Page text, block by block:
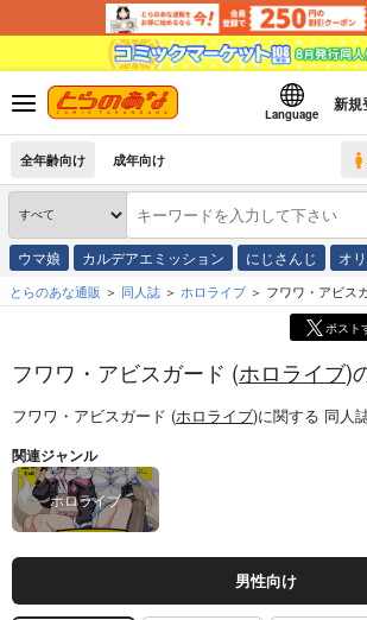
Language
新規
全年齢向け 成年向け
ウマ娘 カルデアエミッション にじさんじ オ
とらのあな通販 同人誌 ホロライブ フワワ・アビス
ポスト
フワワ・アビスガード (ホロライブ)
フワワ・アビスガード (ホロライブ)に関する 同人
関連ジャンル
ホロライブ
男性向け